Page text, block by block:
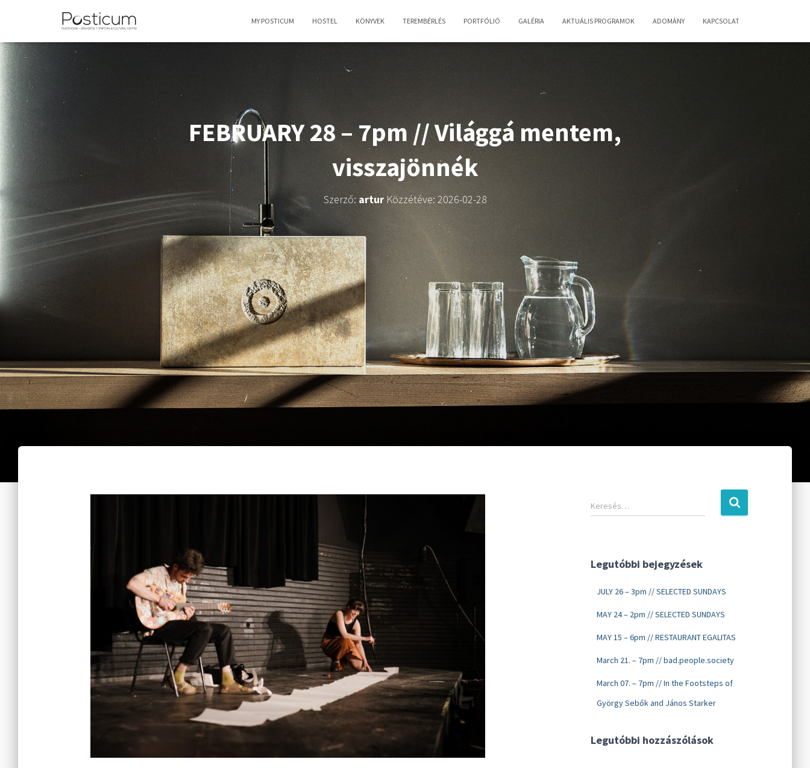
MY POSTICUM HOSTEL KÖNYVEK TEREMBÉRLÉS PORTFÓLIÓ GALÉRIA AKTUÁLIS PROGRAMOK ADOMÁNY KAPCSOLAT
FEBRUARY 28 – 7pm // Világgá mentem,
visszajönnék
Szerző:arturKözzétéve:2026-02-28
Keresés…
Legutóbbi bejegyzések
JULY 26 – 3pm // SELECTED SUNDAYS
MAY 24 – 2pm // SELECTED SUNDAYS
MAY 15 – 6pm // RESTAURANT EGALITAS
March 21. – 7pm // bad.people.society
March 07. – 7pm // In the Footsteps of
György Sebők and János Starker
Legutóbbi hozzászólások